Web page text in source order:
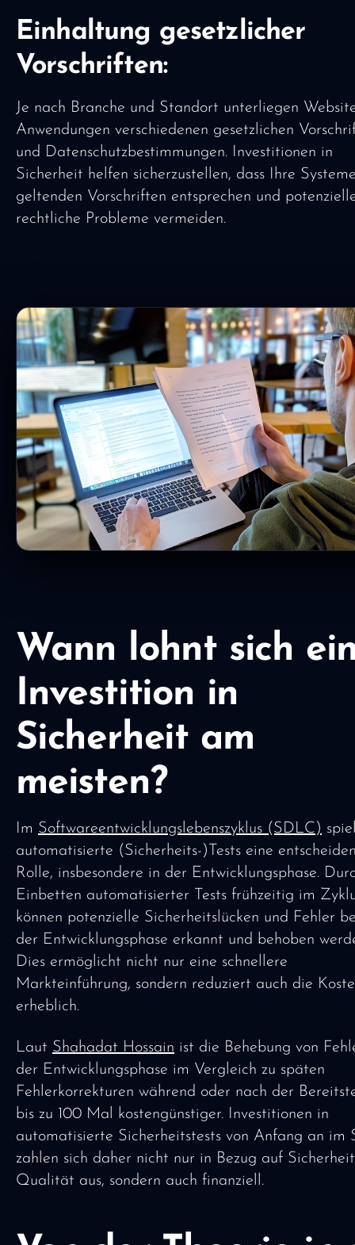
Einhaltung gesetzlicher
Vorschriften:
Je nach Branche und Standort unterliegen
Anwendungen verschiedenen gesetzlichen
und Datenschutzbestimmungen. Investitionen in
Sicherheit helfen sicherzustellen, dass Ihre
geltenden Vorschriften entsprechen und
rechtliche Probleme vermeiden.
Wann lohnt sich
Investition in
Sicherheit am
meisten?
Im Softwareentwicklungslebenszyklus (SDLC)
automatisierte (Sicherheits-)Tests eine
Rolle, insbesondere in der Entwicklungsphase.
Einbetten automatisierter Tests frühzeitig im
können potenzielle Sicherheitslücken und Fehler
der Entwicklungsphase erkannt und behoben
Dies ermöglicht nicht nur eine schnellere
Markteinführung, sondern reduziert auch die
erheblich.
Laut Shahadat Hossain ist die Behebung von
der Entwicklungsphase im Vergleich zu späten
Fehlerkorrekturen während oder nach der
bis zu 100 Mal kostengünstiger. Investitionen in
automatisierte Sicherheitstests von Anfang an im
zahlen sich daher nicht nur in Bezug auf
Qualität aus, sondern auch finanziell.